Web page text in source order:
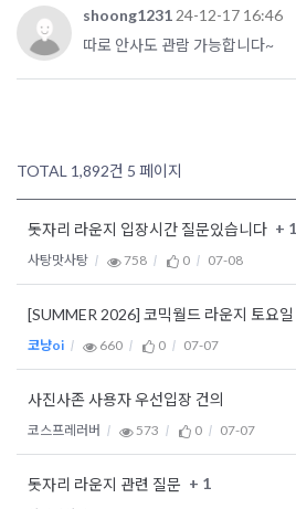
shoong1231 24-12-17 16:46
따로 안사도 관람 가능합니다~
TOTAL 1,892건 5 페이지
돗자리 라운지 입장시간 질문있습니다 + 1
사탕맛사탕 758 0 07-08
[SUMMER 2026] 코믹월드 라운지 토요
코냥oi 660 0 07-07
사진사존 사용자 우선입장 건의
코스프레러버 573 0 07-07
돗자리 라운지 관련 질문 + 1